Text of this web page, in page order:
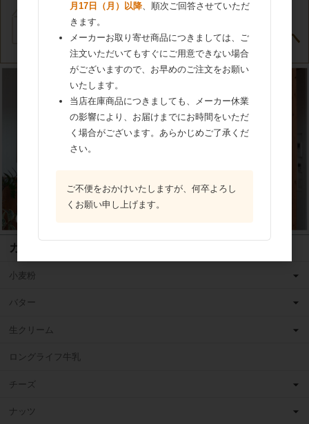
カテゴリ
小麦粉
バター
生クリーム
ロングライフ牛乳
チーズ
ナッツ
月17日（月）以降、順次ご回答させていただ
きます。
メーカーお取り寄せ商品につきましては、ご
注文いただいてもすぐにご用意できない場合
がございますので、お早めのご注文をお願い
いたします。
当店在庫商品につきましても、メーカー休業
の影響により、お届けまでにお時間をいただ
く場合がございます。あらかじめご了承くだ
さい。
ご不便をおかけいたしますが、何卒よろし
くお願い申し上げます。